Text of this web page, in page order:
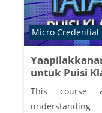
untuk Puisi
Course category
Micro Credential
This course